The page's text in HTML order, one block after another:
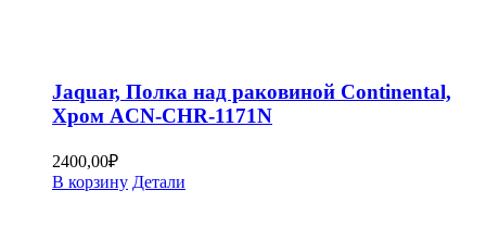
Jaquar, Полка над раковиной Continental,
Хром ACN-CHR-1171N
2400,00₽
В корзину Детали